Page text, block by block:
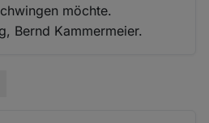
möchte.
Bernd Kammermeier.